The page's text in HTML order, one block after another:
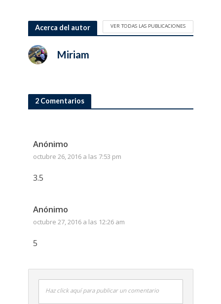
Acerca del autor VER TODAS LAS PUBLICACIONES
Miriam
2 Comentarios
Anónimo
octubre 26, 2016 a las 7:53 pm
3.5
Anónimo
octubre 27, 2016 a las 12:26 am
5
Haz click aquí para publicar un comentario